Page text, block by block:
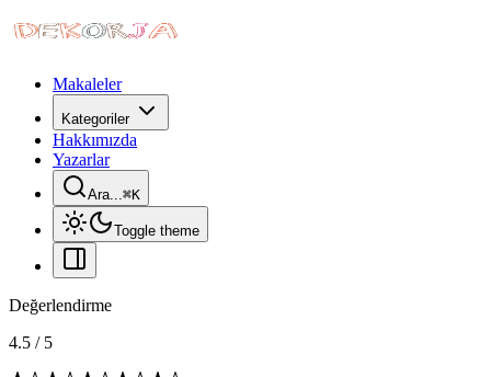
Makaleler
Kategoriler
Hakkımızda
Yazarlar
Ara...⌘K
Toggle theme
Değerlendirme
4.5 / 5